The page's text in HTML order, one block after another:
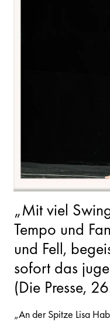
„Mit viel
Tempo und
und Fell,
sofort das
(Die Presse,
„An der Spitze Lisa